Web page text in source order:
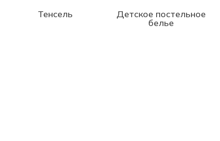
Тенсель Детское постельное
белье